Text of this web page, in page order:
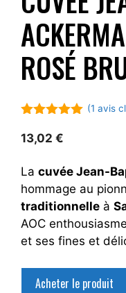
ROSÉ
(1 avis
13,02 €
La cuvée Jean-
hommage au
traditionnelle à
AOC
et ses fines et
Acheter le produit